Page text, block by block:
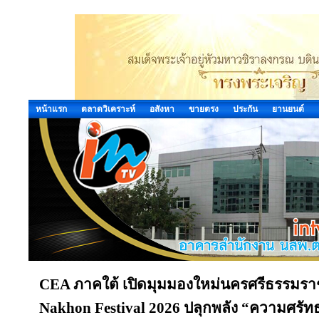
หน้าแรก ตลาดวิเคราะห์ อสังหา ขายตรง ประกัน ยานยนต์
CEA ภาคใต้ เปิดมุมมองใหม่นครศรีธรรมร
Nakhon Festival 2026 ปลุกพลัง “ความศรั